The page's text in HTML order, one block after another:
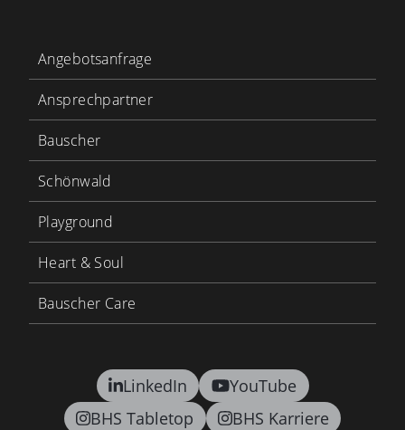
LinkedIn
YouTube
BHS Tabletop
BHS Karriere
Angebotsanfrage
Ansprechpartner
Bauscher
Schönwald
Playground
Heart & Soul
Bauscher Care